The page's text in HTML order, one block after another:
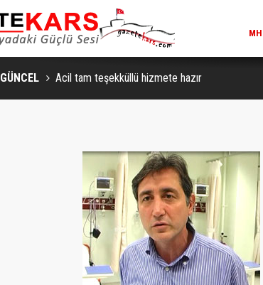
GÜNCEL Acil tam teşekküllü hizmete hazır